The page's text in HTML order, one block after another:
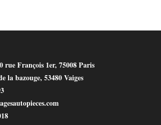
rue François 1er, 75008 Paris
la bazouge, 53480 Vaiges